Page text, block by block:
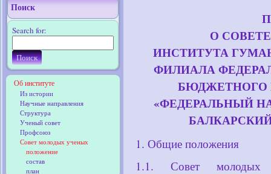
Поиск
Search for:
Об институте
Из истории
Научные направления
Структура
Ученый совет
Профсоюз
Совет молодых ученых
положение
состав
план
О
ИНСТИТУТА
ФИЛИАЛА
БЮДЖЕТНОГО
«ФЕДЕРАЛЬНЫЙ
1. Общие положения
1.1. Совет молодых